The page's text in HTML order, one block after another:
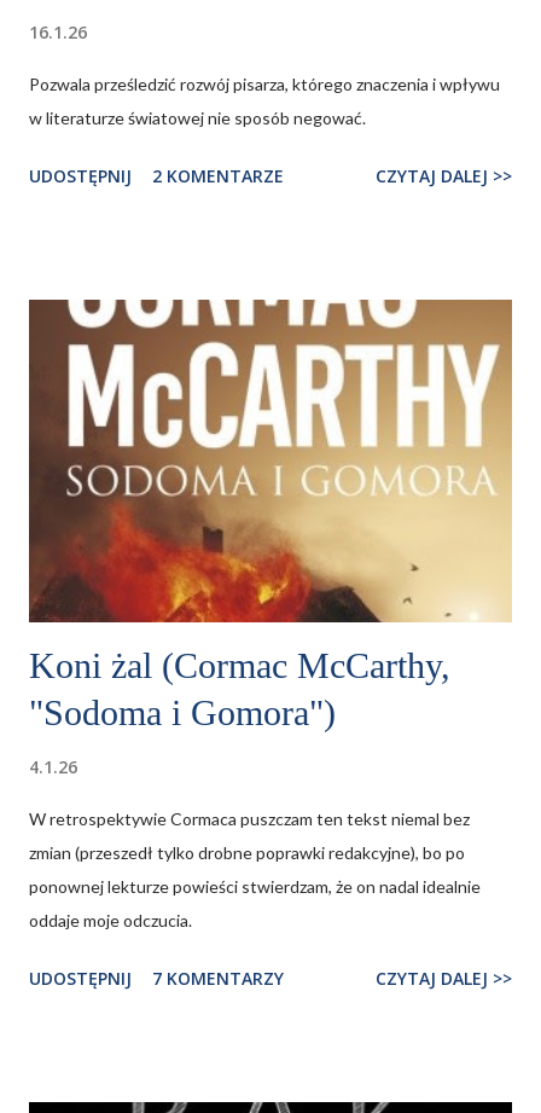
16.1.26
Pozwala prześledzić rozwój pisarza, którego znaczenia i wpływu
w literaturze światowej nie sposób negować.
UDOSTĘPNIJ 2 KOMENTARZE CZYTAJ DALEJ >>
Koni żal (Cormac McCarthy,
"Sodoma i Gomora")
4.1.26
W retrospektywie Cormaca puszczam ten tekst niemal bez
zmian (przeszedł tylko drobne poprawki redakcyjne), bo po
ponownej lekturze powieści stwierdzam, że on nadal idealnie
oddaje moje odczucia.
UDOSTĘPNIJ 7 KOMENTARZY CZYTAJ DALEJ >>